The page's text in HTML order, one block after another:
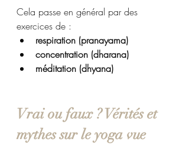
Cela passe en général par des
exercices de :
respiration (pranayama)
concentration (dharana)
méditation (dhyana)
Vrai ou faux ? Vérités et
mythes sur le yoga vue